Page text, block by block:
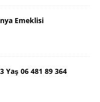
Emeklisi
Yaş 06 481 89 364